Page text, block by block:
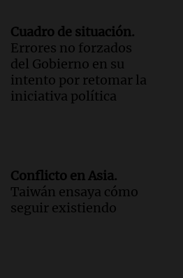
Cuadro de situación.
Errores no forzados
del Gobierno en su
intento por retomar la
iniciativa política
Conflicto en Asia.
Taiwán ensaya cómo
seguir existiendo